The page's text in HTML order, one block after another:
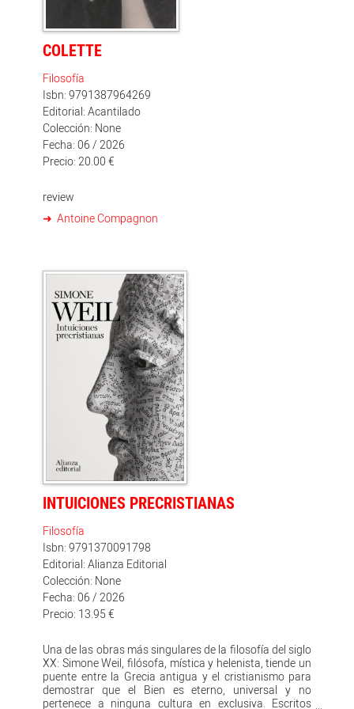
héroe para ofrecernos una visión plural y desidealizada
de todo aquello que ocurre cuando, tras la guerra, los
COLETTE
Filosofía
Isbn: 9791387964269
Editorial: Acantilado
Colección: None
Fecha: 06 / 2026
Precio: 20.00 €
review
Antoine Compagnon
INTUICIONES PRECRISTIANAS
Filosofía
Isbn: 9791370091798
Editorial: Alianza Editorial
Colección: None
Fecha: 06 / 2026
Precio: 13.95 €
Una de las obras más singulares de la filosofía del siglo
XX: Simone Weil, filósofa, mística y helenista, tiende un
puente entre la Grecia antigua y el cristianismo para
demostrar que el Bien es eterno, universal y no
pertenece a ninguna cultura en exclusiva. Escritos